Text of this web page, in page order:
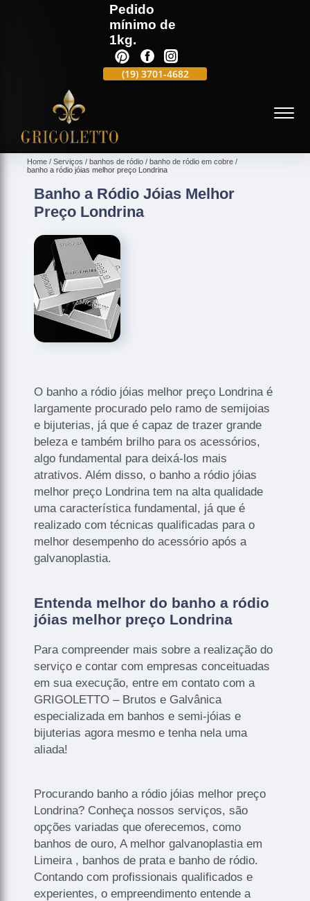
Pedido
mínimo de
1kg.
(19) 3701-4682 (19)
Home Serviços banhos de ródio
banho de ródio em cobre
banho a ródio jóias melhor preço Londrina
Banho a Ródio Jóias Melhor
Preço Londrina
O banho a ródio jóias melhor preço Londrina é
largamente procurado pelo ramo de semijoias
e bijuterias, já que é capaz de trazer grande
beleza e também brilho para os acessórios,
algo fundamental para deixá-los mais
atrativos. Além disso, o banho a ródio jóias
melhor preço Londrina tem na alta qualidade
uma característica fundamental, já que é
realizado com técnicas qualificadas para o
melhor desempenho do acessório após a
galvanoplastia.
Entenda melhor do banho a ródio
jóias melhor preço Londrina
Para compreender mais sobre a realização do
serviço e contar com empresas conceituadas
em sua execução, entre em contato com a
GRIGOLETTO – Brutos e Galvânica
especializada em banhos e semi-jóias e
bijuterias agora mesmo e tenha nela uma
aliada!
Procurando banho a ródio jóias melhor preço
Londrina? Conheça nossos serviços, são
opções variadas que oferecemos, como
banhos de ouro, A melhor galvanoplastia em
Limeira , banhos de prata e banho de ródio.
Contando com profissionais qualificados e
experientes, o empreendimento entende a